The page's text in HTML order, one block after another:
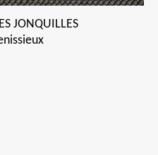
JONQUILLES